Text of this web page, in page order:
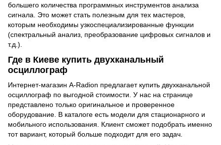
большего количества программных инструментов анализа
сигнала. Это может стать полезным для тех мастеров,
которым необходимы узкоспециализированные функции
(спектральный анализ, преобразование цифровых сигналов и
т.д.).
Где в Киеве купить двухканальный
осциллограф
Интернет-магазин A-Radion предлагает купить двухканальной
осциллограф по выгодной стоимости. У нас на странице
представлено только оригинальное и проверенное
оборудование. В каталоге есть модели для стационарного и
мобильного использования. Клиент сможет подобрать именно
тот вариант, который больше подходит для его задач.